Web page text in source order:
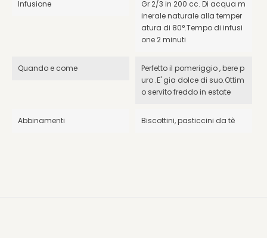
Infusione
Gr 2/3 in 200 cc. Di acqua m
inerale naturale alla temper
atura di 80°.Tempo di infusi
one 2 minuti
Quando e come
Perfetto il pomeriggio , bere p
uro .E' gia dolce di suo.Ottim
o servito freddo in estate
Abbinamenti Biscottini, pasticcini da tè